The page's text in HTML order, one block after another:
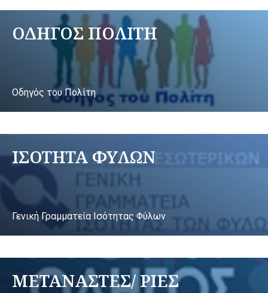
ΟΔΗΓΟΣ ΠΟΛΙΤΗ
Οδηγός του Πολίτη
ΙΣΟΤΗΤΑ ΦΥΛΩΝ
Γενική Γραμματεία Ισότητας Φύλων
ΜΕΤΑΝΑΣΤΕΣ/ ΡΙΕΣ